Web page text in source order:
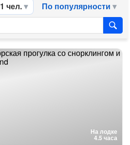
1 чел. По популярности
На лодке
4.5 часа